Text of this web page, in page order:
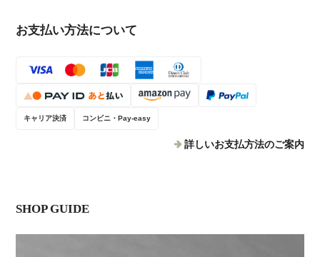
お支払い方法について
キャリア決済 コンビニ・Pay-easy
詳しいお支払方法のご案内
SHOP GUIDE